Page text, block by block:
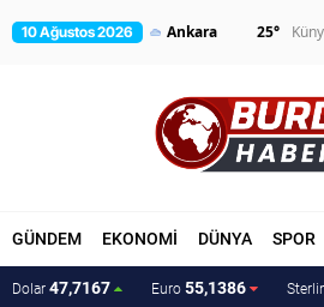
10 Ağustos 2026 25°
GÜNDEM EKONOMİ DÜNYA SPOR
Dolar 47,7167 Euro 55,1386